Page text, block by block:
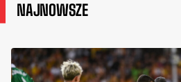
NAJNOWSZE